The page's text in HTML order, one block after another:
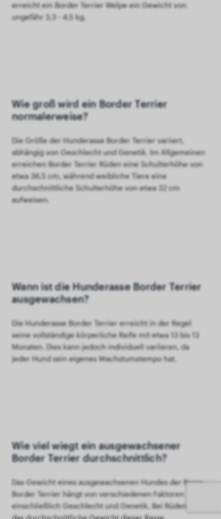
erreicht ein Border Terrier Welpe ein Gewicht von
ungefähr 3,3 - 4,5 kg.
Wie groß wird ein Border Terrier
normalerweise?
Die Größe der Hunderasse Border Terrier variiert,
abhängig von Geschlecht und Genetik. Im Allgemeinen
erreichen Border Terrier Rüden eine Schulterhöhe von
etwa 36.5 cm, während weibliche Tiere eine
durchschnittliche Schulterhöhe von etwa 32 cm
aufweisen.
Wann ist die Hunderasse Border Terrier
ausgewachsen?
Die Hunderasse Border Terrier erreicht in der Regel
seine vollständige körperliche Reife mit etwa 13 bis 13
Monaten. Dies kann jedoch individuell variieren, da
jeder Hund sein eigenes Wachstumstempo hat.
Wie viel wiegt ein ausgewachsener
Border Terrier durchschnittlich?
Das Gewicht eines ausgewachsenen Hundes der Rasse
Border Terrier hängt von verschiedenen Faktoren ab,
einschließlich Geschlecht und Genetik. Bei Rüden liegt